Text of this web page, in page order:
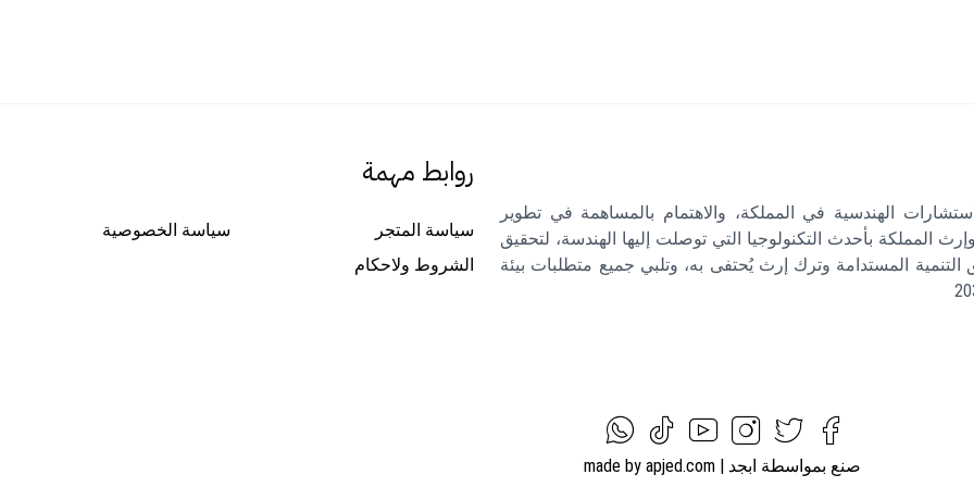
الهندسية في المملكة، والاهتمام بالمساهمة في تطوير
المملكة بأحدث التكنولوجيا التي توصلت إليها الهندسة، لتحقيق
المستدامة وترك إرث يُحتفى به، وتلبي جميع متطلبات بيئة
روابط مهمة
سياسة المتجر
سياسة الخصوصية
الشروط ولاحكام